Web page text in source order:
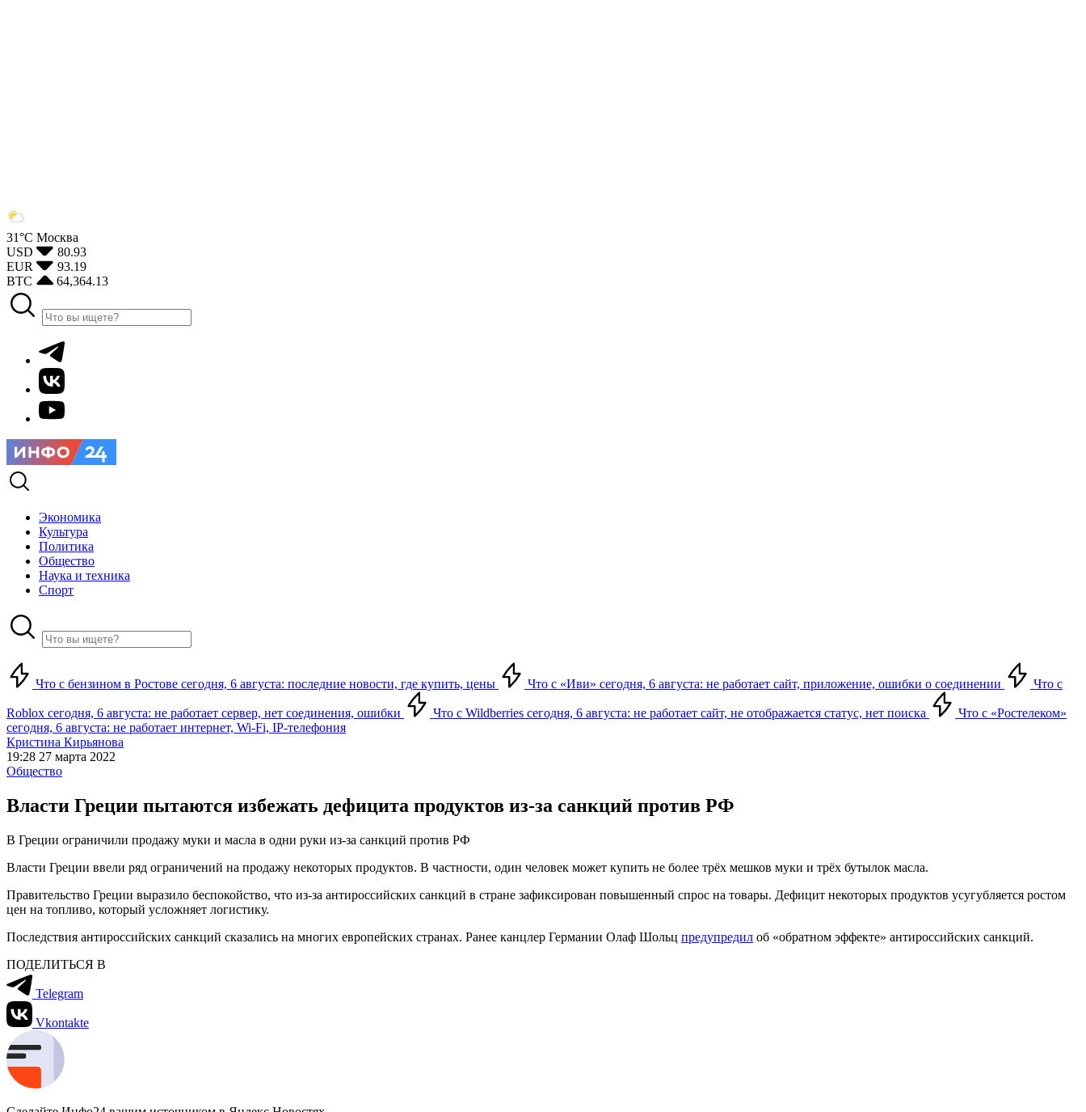
31°С Москва
USD
80.93
EUR
93.19
BTC
64,364.13
Экономика
Культура
Политика
Общество
Наука и техника
Спорт
Что с бензином в Ростове сегодня, 6 августа: последние новости, где купить, цены Что с «Иви» сегодня, 6 августа: не работает сайт, приложение, ошибки о соединении Что с
Roblox сегодня, 6 августа: не работает сервер, нет соединения, ошибки Что с Wildberries сегодня, 6 августа: не работает сайт, не отображается статус, нет поиска
Что с «Ростелеком»
сегодня, 6 августа: не работает интернет, Wi-Fi, IP-телефония
Кристина Кирьянова
19:28 27 марта 2022
Общество
Власти Греции пытаются избежать дефицита продуктов из-за санкций против РФ
В Греции ограничили продажу муки и масла в одни руки из-за санкций против РФ
Власти Греции ввели ряд ограничений на продажу некоторых продуктов. В частности, один человек может купить не более трёх мешков муки и трёх бутылок масла.
Правительство Греции выразило беспокойство, что из-за антироссийских санкций в стране зафиксирован повышенный спрос на товары. Дефицит некоторых продуктов усугубляется ростом
цен на топливо, который усложняет логистику.
Последствия антироссийских санкций сказались на многих европейских странах. Ранее канцлер Германии Олаф Шольц предупредил об «обратном эффекте» антироссийских санкций.
ПОДЕЛИТЬСЯ В
Telegram
Vkontakte